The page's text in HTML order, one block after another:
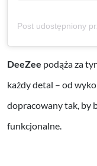
DeeZee podąża za
każdy detal – od
dopracowany tak, by
funkcjonalne.